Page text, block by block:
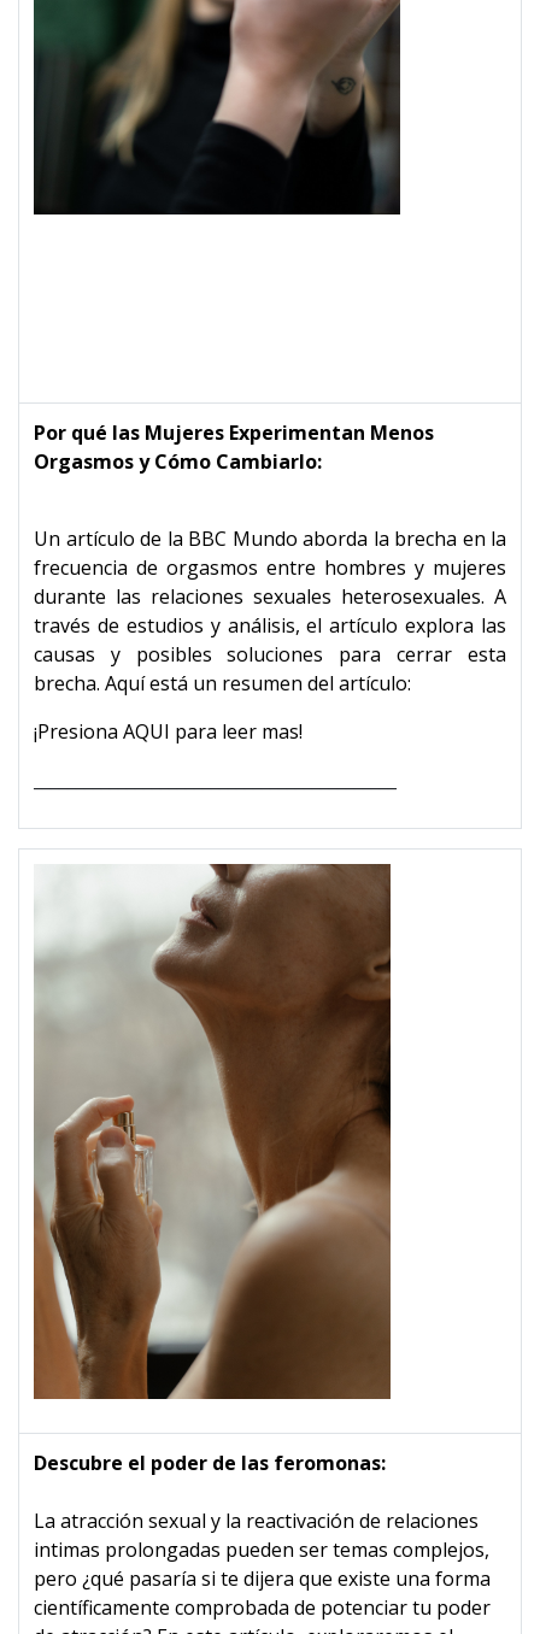
Por qué las Mujeres Experimentan Menos
Orgasmos y Cómo Cambiarlo:
Un artículo de la BBC Mundo aborda la brecha en la
frecuencia de orgasmos entre hombres y mujeres
durante las relaciones sexuales heterosexuales. A
través de estudios y análisis, el artículo explora las
causas y posibles soluciones para cerrar esta
brecha. Aquí está un resumen del artículo:
¡Presiona AQUI para leer mas!
Descubre el poder de las feromonas:
La atracción sexual y la reactivación de relaciones
intimas prolongadas pueden ser temas complejos,
pero ¿qué pasaría si te dijera que existe una forma
científicamente comprobada de potenciar tu poder